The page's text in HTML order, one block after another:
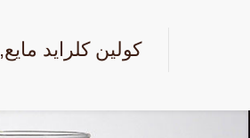
کولین کلراید مایع, 75% درجه خوراک